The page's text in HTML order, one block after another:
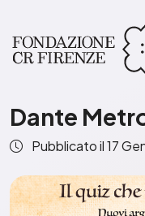
Dante
Pubblicato il17